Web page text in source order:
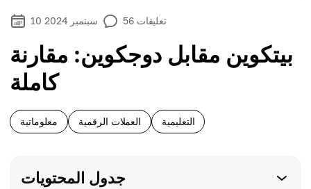
10 سبتمبر 2024 56 تعليقات
بيتكوين مقابل دوجكوين: مقارنة
كاملة
معلوماتية العملات الرقمية التعليمية
جدول المحتويات